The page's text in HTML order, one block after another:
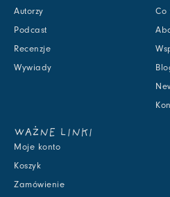
Autorzy
Podcast
Recenzje
Wywiady
Co
WAŻNE LINKI
Moje konto
Koszyk
Zamówienie